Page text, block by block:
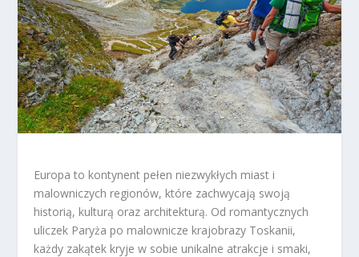
Europa to kontynent pełen niezwykłych miast i
malowniczych regionów, które zachwycają swoją
historią, kulturą oraz architekturą. Od romantycznych
uliczek Paryża po malownicze krajobrazy Toskanii,
każdy zakątek kryje w sobie unikalne atrakcje i smaki,